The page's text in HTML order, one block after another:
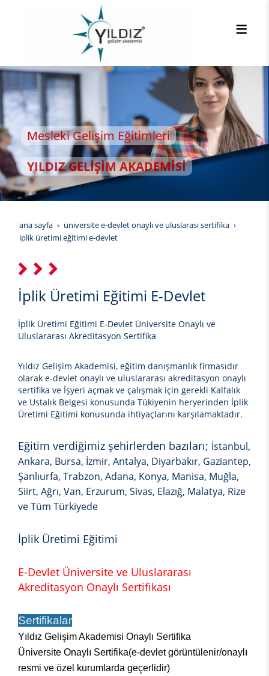
Gelişim Eğitimleri
GELİŞİM AKADEMİSİ
ana sayfa
üniversite e-devlet onaylı ve uluslarası sertifika
i̇plik üretimi eğitimi e-devlet
İplik Üretimi Eğitimi E-Devlet
İplik Üretimi Eğitimi E-Devlet Üniversite Onaylı ve
Uluslararası Akreditasyon Sertifika
Yıldız Gelişim Akademisi, eğitim danışmanlık firmasıdır
olarak e-devlet onaylı ve uluslararası akreditasyon onaylı
sertifika ve İşyeri açmak ve çalışmak için gerekli Kalfalık
ve Ustalık Belgesi konusunda Tükiyenin heryerinden İplik
Üretimi Eğitimi konusunda ihtiyaçlarını karşılamaktadır.
Eğitim verdiğimiz şehirlerden bazıları; İstanbul,
Ankara, Bursa, İzmir, Antalya, Diyarbakır, Gaziantep,
Şanlıurfa, Trabzon, Adana, Konya, Manisa, Muğla,
Siirt, Ağrı, Van, Erzurum, Sivas, Elazığ, Malatya, Rize
ve Tüm Türkiyede
İplik Üretimi Eğitimi
E-Devlet Üniversite ve Uluslararası
Akreditasyon Onaylı Sertifikası
Sertifikalar
Yıldız Gelişim Akademisi Onaylı Sertifika
Üniversite Onaylı Sertifika(e-devlet görüntülenir/onaylı
resmi ve özel kurumlarda geçerlidir)